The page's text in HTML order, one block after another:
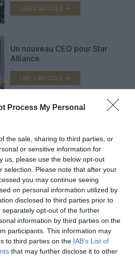
Process My Personal
the sale, sharing to third parties, or
or sensitive information for
us, please use the below opt-out
selection. Please note that after your
you may continue seeing
on personal information utilized by
disclosed to third parties prior to
separately opt-out of the further
information by third parties on the
participants. This information may
to third parties on the IAB’s List of
that may further disclose it to other
LIRE L'ARTICLE
Un nouveau CEO pour Star
Alliance
LIRE L'ARTICLE
(vidéo)
LIRE L'ARTICLE
PLUS D'ARTICLES
UN DON